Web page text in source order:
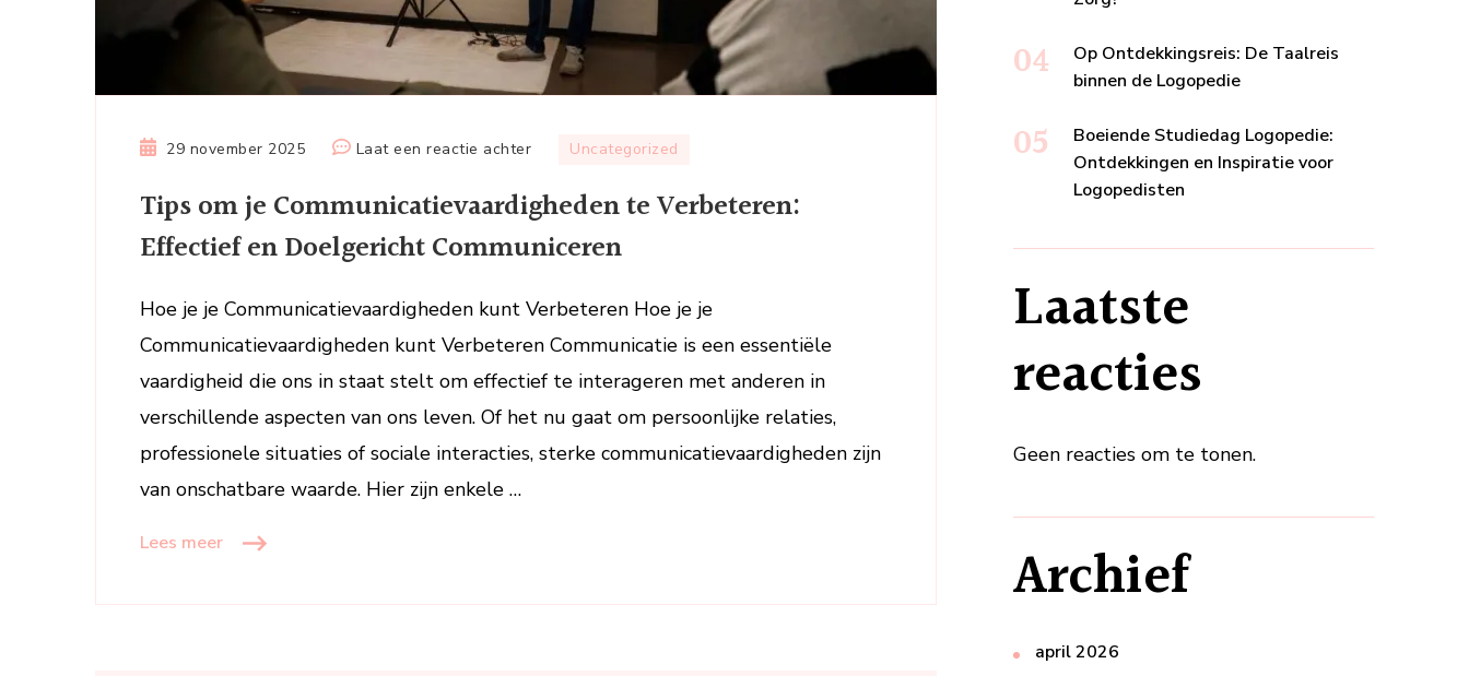
29 november 2025 Laat een reactie achterop
om
Communicatievaardigheden
Verbeteren:
Effectief
en
Communiceren
Uncategorized
Tips om je Communicatievaardigheden te Verbeteren:
Effectief en Doelgericht Communiceren
Hoe je je Communicatievaardigheden kunt Verbeteren Hoe je je
Communicatievaardigheden kunt Verbeteren Communicatie is een essentiële
vaardigheid die ons in staat stelt om effectief te interageren met anderen in
verschillende aspecten van ons leven. Of het nu gaat om persoonlijke relaties,
professionele situaties of sociale interacties, sterke communicatievaardigheden zijn
van onschatbare waarde. Hier zijn enkele …
Lees meer
Op Ontdekkingsreis: De Taalreis
binnen de Logopedie
Boeiende Studiedag Logopedie:
Ontdekkingen en Inspiratie voor
Logopedisten
Laatste
reacties
Geen reacties om te tonen.
Archief
april 2026